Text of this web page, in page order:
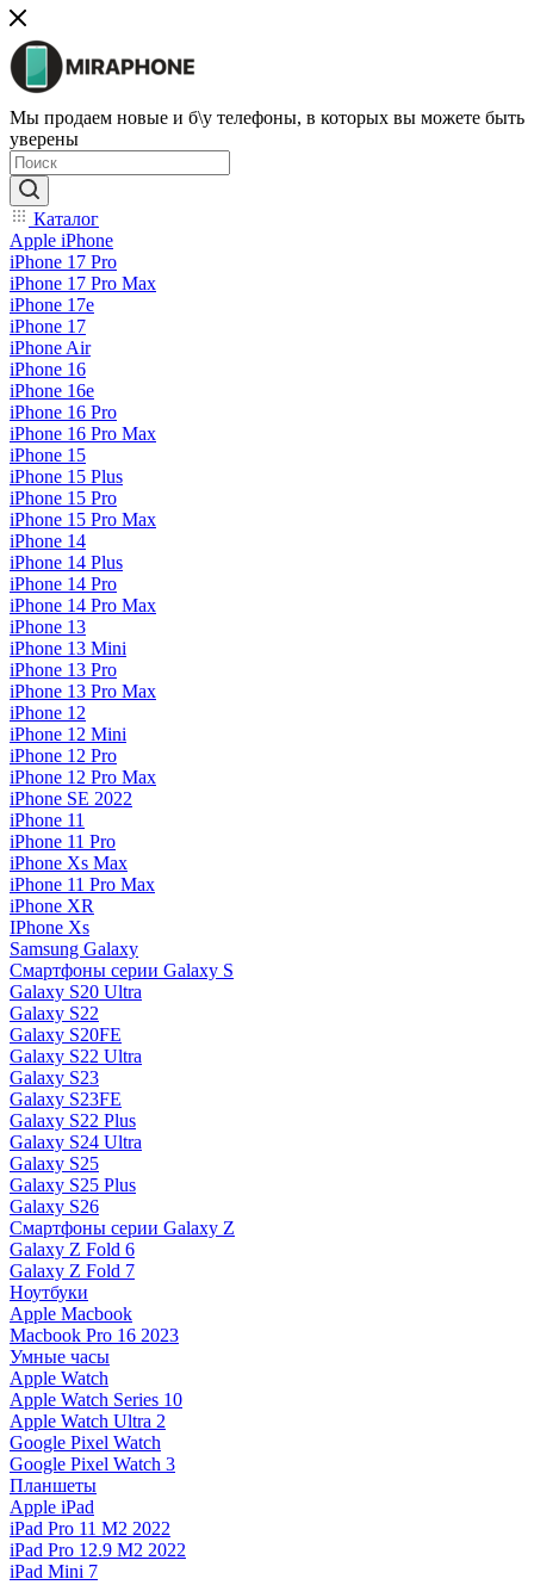
Мы продаем новые и б\у телефоны, в которых вы можете быть
уверены
Каталог
Apple iPhone
iPhone 17 Pro
iPhone 17 Pro Max
iPhone 17e
iPhone 17
iPhone Air
iPhone 16
iPhone 16e
iPhone 16 Pro
iPhone 16 Pro Max
iPhone 15
iPhone 15 Plus
iPhone 15 Pro
iPhone 15 Pro Max
iPhone 14
iPhone 14 Plus
iPhone 14 Pro
iPhone 14 Pro Max
iPhone 13
iPhone 13 Mini
iPhone 13 Pro
iPhone 13 Pro Max
iPhone 12
iPhone 12 Mini
iPhone 12 Pro
iPhone 12 Pro Max
iPhone SE 2022
iPhone 11
iPhone 11 Pro
iPhone Xs Max
iPhone 11 Pro Max
iPhone XR
IPhone Xs
Samsung Galaxy
Смартфоны серии Galaxy S
Galaxy S20 Ultra
Galaxy S22
Galaxy S20FE
Galaxy S22 Ultra
Galaxy S23
Galaxy S23FE
Galaxy S22 Plus
Galaxy S24 Ultra
Galaxy S25
Galaxy S25 Plus
Galaxy S26
Смартфоны серии Galaxy Z
Galaxy Z Fold 6
Galaxy Z Fold 7
Ноутбуки
Apple Macbook
Macbook Pro 16 2023
Умные часы
Apple Watch
Apple Watch Series 10
Apple Watch Ultra 2
Google Pixel Watch
Google Pixel Watch 3
Планшеты
Apple iPad
iPad Pro 11 M2 2022
iPad Pro 12.9 M2 2022
iPad Mini 7